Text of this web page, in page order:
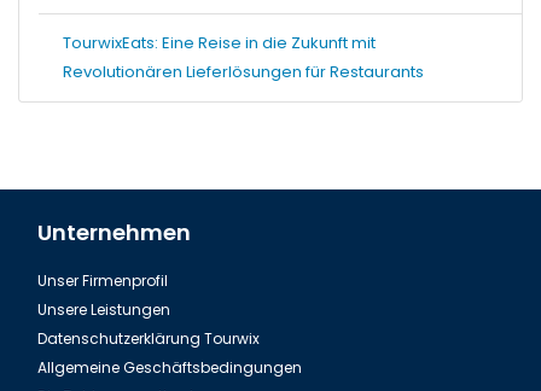
TourwixEats: Eine Reise in die Zukunft mit
Revolutionären Lieferlösungen für Restaurants
Unternehmen
Unser Firmenprofil
Unsere Leistungen
Datenschutzerklärung Tourwix
Allgemeine Geschäftsbedingungen